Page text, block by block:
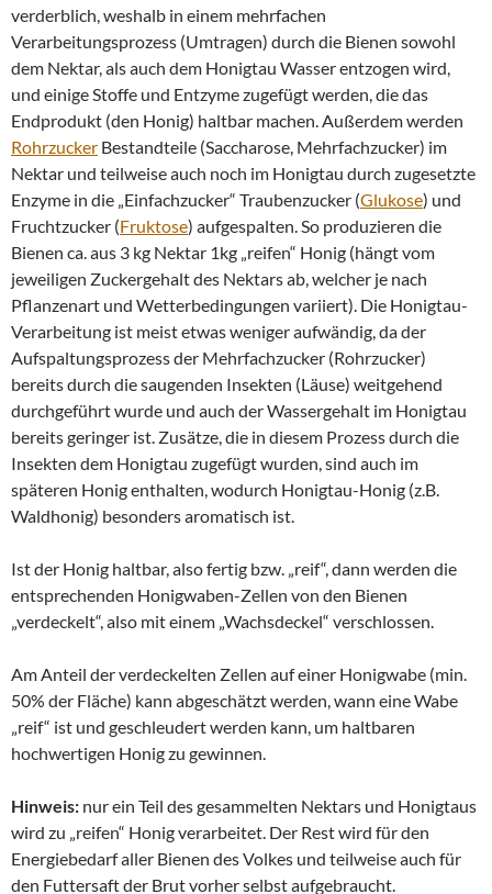
verderblich, weshalb in einem mehrfachen
Verarbeitungsprozess (Umtragen) durch die Bienen sowohl
dem Nektar, als auch dem Honigtau Wasser entzogen wird,
und einige Stoffe und Entzyme zugefügt werden, die das
Endprodukt (den Honig) haltbar machen. Außerdem werden
Rohrzucker Bestandteile (Saccharose, Mehrfachzucker) im
Nektar und teilweise auch noch im Honigtau durch zugesetzte
Enzyme in die „Einfachzucker“ Traubenzucker (Glukose) und
Fruchtzucker (Fruktose) aufgespalten. So produzieren die
Bienen ca. aus 3 kg Nektar 1kg „reifen“ Honig (hängt vom
jeweiligen Zuckergehalt des Nektars ab, welcher je nach
Pflanzenart und Wetterbedingungen variiert). Die Honigtau-
Verarbeitung ist meist etwas weniger aufwändig, da der
Aufspaltungsprozess der Mehrfachzucker (Rohrzucker)
bereits durch die saugenden Insekten (Läuse) weitgehend
durchgeführt wurde und auch der Wassergehalt im Honigtau
bereits geringer ist. Zusätze, die in diesem Prozess durch die
Insekten dem Honigtau zugefügt wurden, sind auch im
späteren Honig enthalten, wodurch Honigtau-Honig (z.B.
Waldhonig) besonders aromatisch ist.
Ist der Honig haltbar, also fertig bzw. „reif“, dann werden die
entsprechenden Honigwaben-Zellen von den Bienen
„verdeckelt“, also mit einem „Wachsdeckel“ verschlossen.
Am Anteil der verdeckelten Zellen auf einer Honigwabe (min.
50% der Fläche) kann abgeschätzt werden, wann eine Wabe
„reif“ ist und geschleudert werden kann, um haltbaren
hochwertigen Honig zu gewinnen.
Hinweis: nur ein Teil des gesammelten Nektars und Honigtaus
wird zu „reifen“ Honig verarbeitet. Der Rest wird für den
Energiebedarf aller Bienen des Volkes und teilweise auch für
den Futtersaft der Brut vorher selbst aufgebraucht.